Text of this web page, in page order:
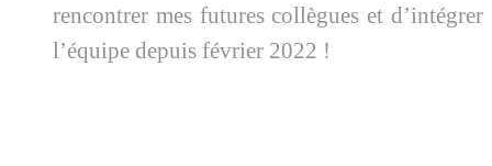
rencontrer mes futures collègues et d’intégrer
l’équipe depuis février 2022 !